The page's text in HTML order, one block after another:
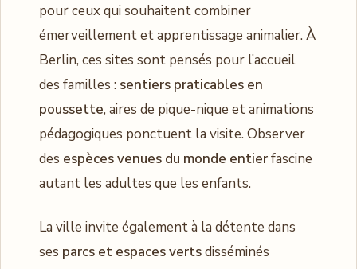
pour ceux qui souhaitent combiner
émerveillement et apprentissage animalier. À
Berlin, ces sites sont pensés pour l’accueil
des familles : sentiers praticables en
poussette, aires de pique-nique et animations
pédagogiques ponctuent la visite. Observer
des espèces venues du monde entierfascine
autant les adultes que les enfants.
La ville invite également à la détente dans
ses parcs et espaces vertsdisséminés